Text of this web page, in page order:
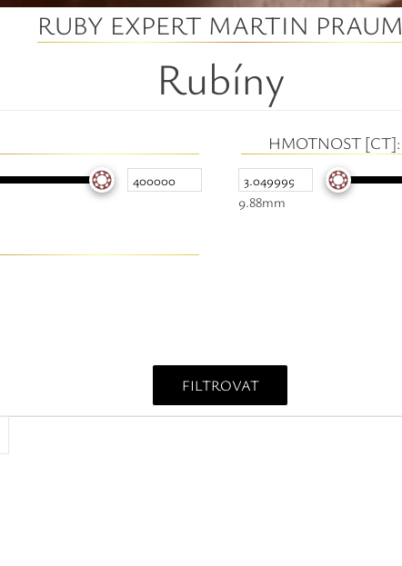
RUBY EXPERT MARTIN PRAUM
Rubíny
HMOTNOST [CT]:
9.88mm
FILTROVAT